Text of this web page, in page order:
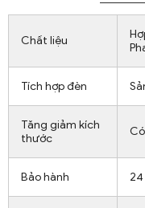
Chất liệu
Tích hợp đèn
Tăng giảm kích
thước
Bảo hành